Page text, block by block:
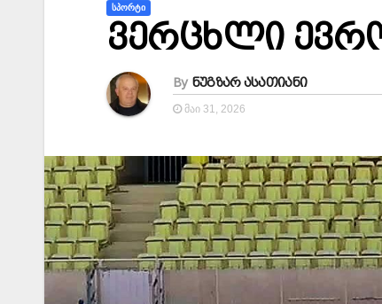
ᲡᲞᲝᲠᲢᲘ
ვერცხლი
By ნუგზარ ასათიანი
ᲛᲐᲘ 31, 2026